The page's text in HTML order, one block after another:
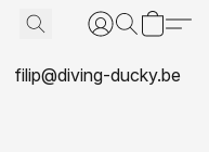
filip@diving-ducky.be